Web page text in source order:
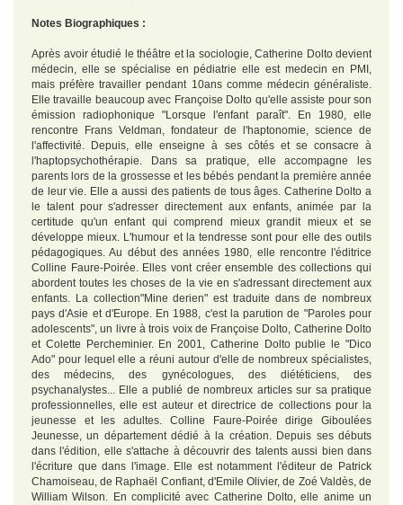
Notes Biographiques :
Après avoir étudié le théâtre et la sociologie, Catherine Dolto devient
médecin, elle se spécialise en pédiatrie elle est medecin en PMI,
mais préfère travailler pendant 10ans comme médecin généraliste.
Elle travaille beaucoup avec Françoise Dolto qu'elle assiste pour son
émission radiophonique "Lorsque l'enfant paraît". En 1980, elle
rencontre Frans Veldman, fondateur de l'haptonomie, science de
l'affectivité. Depuis, elle enseigne à ses côtés et se consacre à
l'haptopsychothérapie. Dans sa pratique, elle accompagne les
parents lors de la grossesse et les bébés pendant la première année
de leur vie. Elle a aussi des patients de tous âges. Catherine Dolto a
le talent pour s'adresser directement aux enfants, animée par la
certitude qu'un enfant qui comprend mieux grandit mieux et se
développe mieux. L'humour et la tendresse sont pour elle des outils
pédagogiques. Au début des années 1980, elle rencontre l'éditrice
Colline Faure-Poirée. Elles vont créer ensemble des collections qui
abordent toutes les choses de la vie en s'adressant directement aux
enfants. La collection"Mine derien" est traduite dans de nombreux
pays d'Asie et d'Europe. En 1988, c'est la parution de "Paroles pour
adolescents", un livre à trois voix de Françoise Dolto, Catherine Dolto
et Colette Percheminier. En 2001, Catherine Dolto publie le "Dico
Ado" pour lequel elle a réuni autour d'elle de nombreux spécialistes,
des médecins, des gynécologues, des diététiciens, des
psychanalystes... Elle a publié de nombreux articles sur sa pratique
professionnelles, elle est auteur et directrice de collections pour la
jeunesse et les adultes. Colline Faure-Poirée dirige Giboulées
Jeunesse, un département dédié à la création. Depuis ses débuts
dans l'édition, elle s'attache à découvrir des talents aussi bien dans
l'écriture que dans l'image. Elle est notamment l'éditeur de Patrick
Chamoiseau, de Raphaël Confiant, d'Emile Olivier, de Zoé Valdès, de
William Wilson. En complicité avec Catherine Dolto, elle anime un